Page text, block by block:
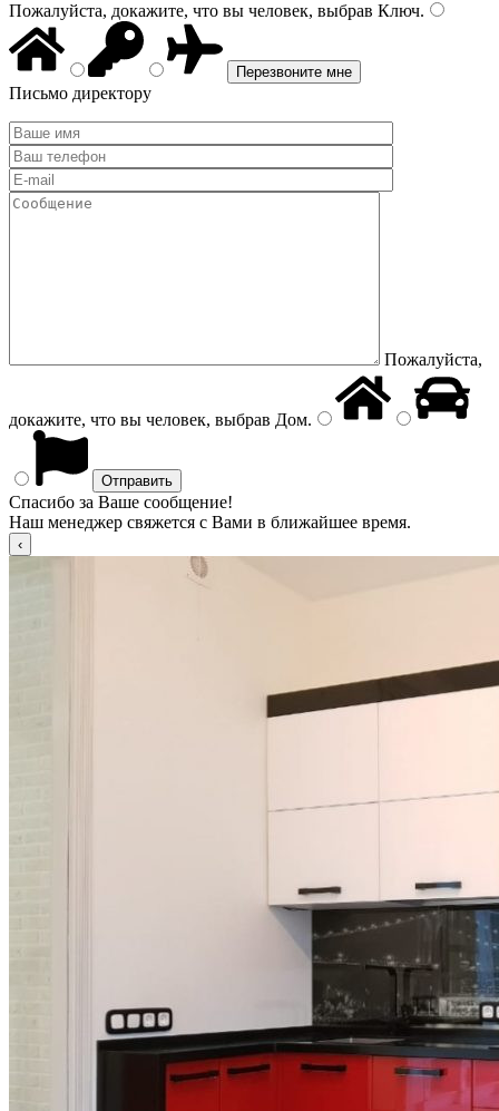
Пожалуйста, докажите, что вы человек, выбрав Ключ.
Письмо директору
Пожалуйста,
докажите, что вы человек, выбрав Дом.
Спасибо за Ваше сообщение!
Наш менеджер свяжется с Вами в ближайшее время.